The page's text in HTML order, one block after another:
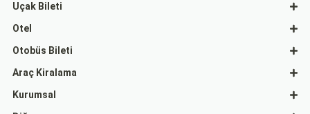
Uçak Bileti
Otel
Otobüs Bileti
Araç Kiralama
Kurumsal